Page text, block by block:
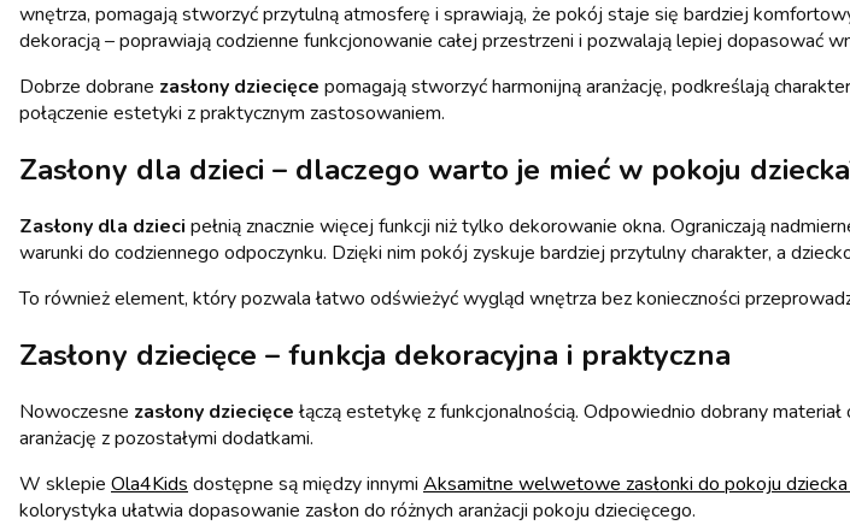
wnętrza, pomagają stworzyć przytulną atmosferę i sprawiają, że pokój staje się bardziej
dekoracją – poprawiają codzienne funkcjonowanie całej przestrzeni i pozwalają lepiej dopasować
Dobrze dobrane zasłony dziecięce pomagają stworzyć harmonijną aranżację, podkreślają
połączenie estetyki z praktycznym zastosowaniem.
Zasłony dla dzieci – dlaczego warto je mieć w pokoju
Zasłony dla dzieci pełnią znacznie więcej funkcji niż tylko dekorowanie okna. Ograniczają
warunki do codziennego odpoczynku. Dzięki nim pokój zyskuje bardziej przytulny charakter, a
To również element, który pozwala łatwo odświeżyć wygląd wnętrza bez konieczności
Zasłony dziecięce – funkcja dekoracyjna i praktyczna
Nowoczesne zasłony dziecięcełączą estetykę z funkcjonalnością. Odpowiednio dobrany
aranżację z pozostałymi dodatkami.
W sklepie Ola4Kids dostępne są między innymi Aksamitne welwetowe zasłonki do pokoju dziecka
kolorystyka ułatwia dopasowanie zasłon do różnych aranżacji pokoju dziecięcego.